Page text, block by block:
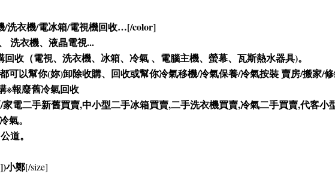
/洗衣機/電冰箱/電視機回收…[/color]
洗衣機、液晶電視...
收（電視、洗衣機、冰箱、冷氣 、電腦主機、螢幕、瓦斯熱水器具)。
可以幫你(妳)卸除收購、回收或幫你冷氣移機/冷氣保養/冷氣按裝 賣房/搬家/
※報廢舊冷氣回收
電二手新舊買賣,中小型二手冰箱買賣,二手洗衣機買賣,冷氣二手買賣,代客小
氣。
道。
小鄭[/size]